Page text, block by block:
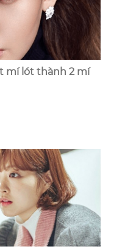
mí lót thành 2 mí